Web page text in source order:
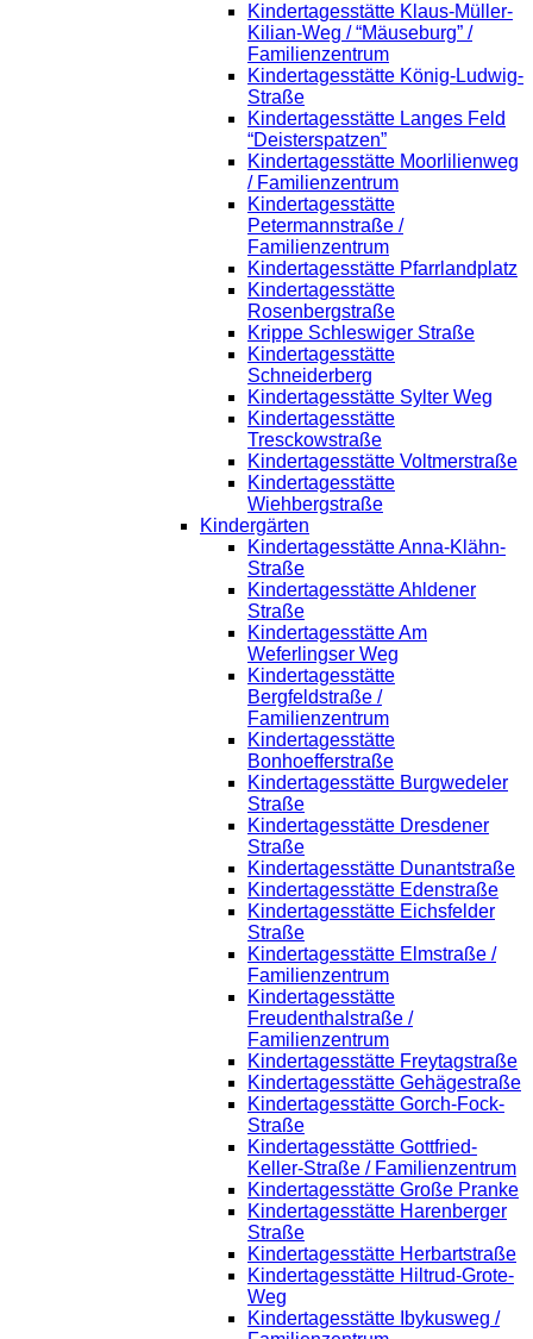
Kindertagesstätte Klaus-Müller-
Kilian-Weg / “Mäuseburg” /
Familienzentrum
Kindertagesstätte König-Ludwig-
Straße
Kindertagesstätte Langes Feld
“Deisterspatzen”
Kindertagesstätte Moorlilienweg
/ Familienzentrum
Kindertagesstätte
Petermannstraße /
Familienzentrum
Kindertagesstätte Pfarrlandplatz
Kindertagesstätte
Rosenbergstraße
Krippe Schleswiger Straße
Kindertagesstätte
Schneiderberg
Kindertagesstätte Sylter Weg
Kindertagesstätte
Tresckowstraße
Kindertagesstätte Voltmerstraße
Kindertagesstätte
Wiehbergstraße
Kindergärten
Kindertagesstätte Anna-Klähn-
Straße
Kindertagesstätte Ahldener
Straße
Kindertagesstätte Am
Weferlingser Weg
Kindertagesstätte
Bergfeldstraße /
Familienzentrum
Kindertagesstätte
Bonhoefferstraße
Kindertagesstätte Burgwedeler
Straße
Kindertagesstätte Dresdener
Straße
Kindertagesstätte Dunantstraße
Kindertagesstätte Edenstraße
Kindertagesstätte Eichsfelder
Straße
Kindertagesstätte Elmstraße /
Familienzentrum
Kindertagesstätte
Freudenthalstraße /
Familienzentrum
Kindertagesstätte Freytagstraße
Kindertagesstätte Gehägestraße
Kindertagesstätte Gorch-Fock-
Straße
Kindertagesstätte Gottfried-
Keller-Straße / Familienzentrum
Kindertagesstätte Große Pranke
Kindertagesstätte Harenberger
Straße
Kindertagesstätte Herbartstraße
Kindertagesstätte Hiltrud-Grote-
Weg
Kindertagesstätte Ibykusweg /